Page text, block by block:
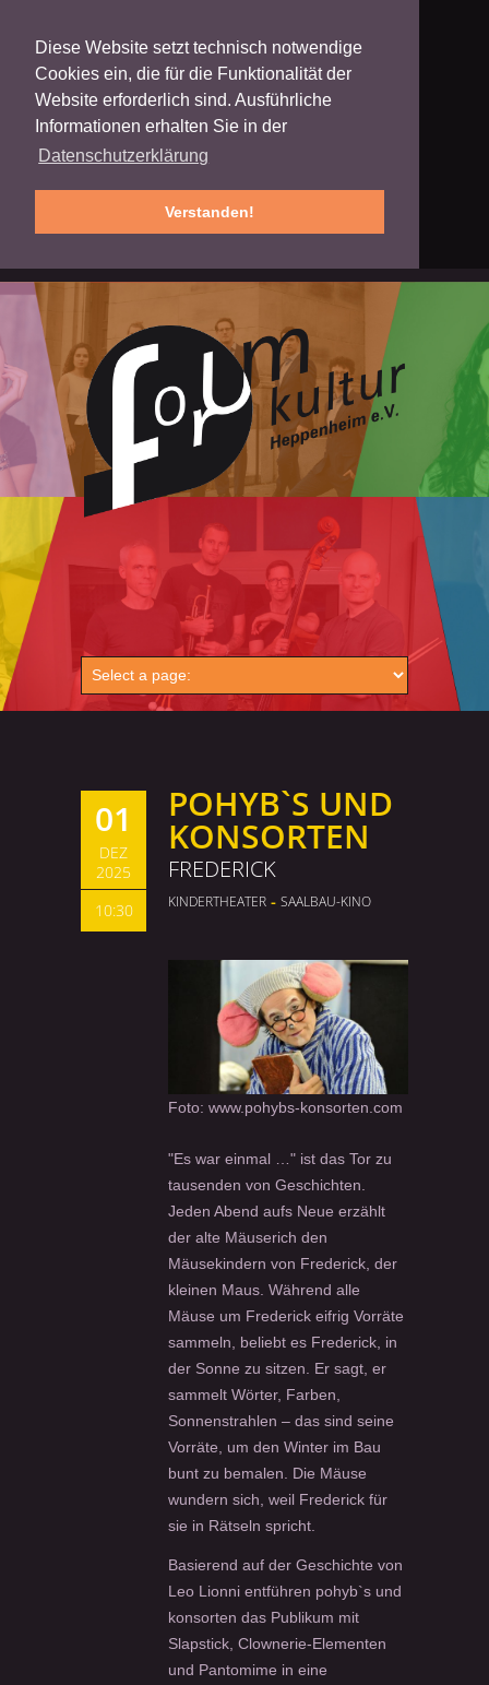
Diese Website setzt technisch notwendige
Cookies ein, die für die Funktionalität der
Website erforderlich sind. Ausführliche
Informationen erhalten Sie in der
Datenschutzerklärung
Verstanden!
01
DEZ
2025
10:30
POHYB`S UND
KONSORTEN
FREDERICK
KINDERTHEATER - SAALBAU-KINO
Foto: www.pohybs-konsorten.com
"Es war einmal …" ist das Tor zu
tausenden von Geschichten.
Jeden Abend aufs Neue erzählt
der alte Mäuserich den
Mäusekindern von Frederick, der
kleinen Maus. Während alle
Mäuse um Frederick eifrig Vorräte
sammeln, beliebt es Frederick, in
der Sonne zu sitzen. Er sagt, er
sammelt Wörter, Farben,
Sonnenstrahlen – das sind seine
Vorräte, um den Winter im Bau
bunt zu bemalen. Die Mäuse
wundern sich, weil Frederick für
sie in Rätseln spricht.
Basierend auf der Geschichte von
Leo Lionni entführen pohyb`s und
konsorten das Publikum mit
Slapstick, Clownerie-Elementen
und Pantomime in eine